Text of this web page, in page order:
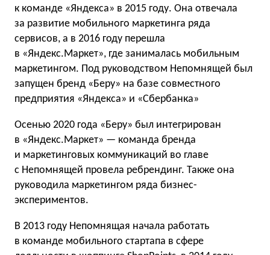
к команде «Яндекса» в 2015 году. Она отвечала
за развитие мобильного маркетинга ряда
сервисов, а в 2016 году перешла
в «Яндекс.Маркет», где занималась мобильным
маркетингом. Под руководством Непомнящей был
запущен бренд «Беру» на базе совместного
предприятия «Яндекса» и «Сбербанка»
Осенью 2020 года «Беру» был интегрирован
в «Яндекс.Маркет» — команда бренда
и маркетинговых коммуникаций во главе
с Непомнящей провела ребрендинг. Также она
руководила маркетингом ряда бизнес-
экспериментов.
В 2013 году Непомнящая начала работать
в команде мобильного стартапа в сфере